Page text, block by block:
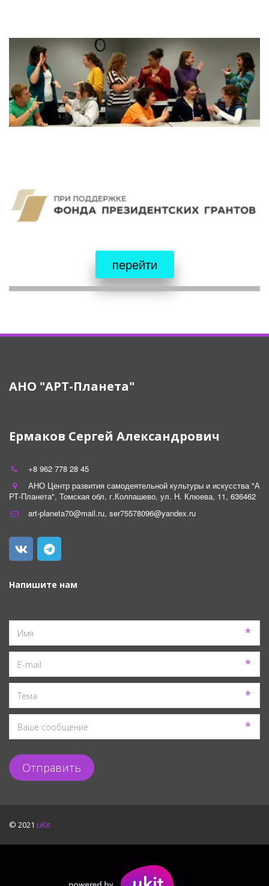
перейти
АНО "АРТ-Планета"
Ермаков Сергей Александрович
+8 962 778 28 45
АНО Центр развития самодеятельной культуры и искусства "А
РТ-Планета", Томская обл, г.Колпашево, ул. Н. Клюева, 11, 636462
art-planeta70@mail.ru, ser75578096@yandex.ru
Напишите нам
*
*
*
*
Отправить
© 2021 uKit